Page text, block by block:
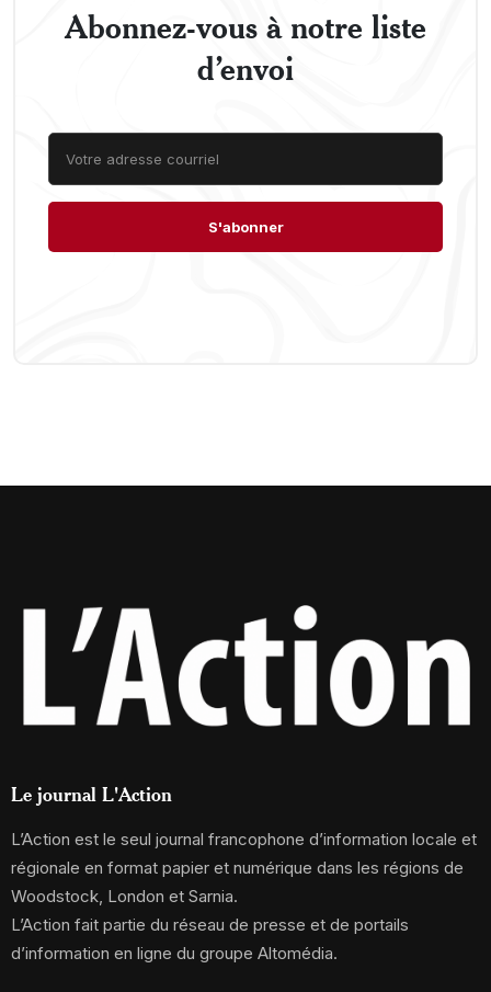
Abonnez-vous à notre liste
d’envoi
Le journal L'Action
L’Action est le seul journal francophone d’information locale et
régionale en format papier et numérique dans les régions de
Woodstock, London et Sarnia.
L’Action fait partie du réseau de presse et de portails
d’information en ligne du groupe Altomédia.